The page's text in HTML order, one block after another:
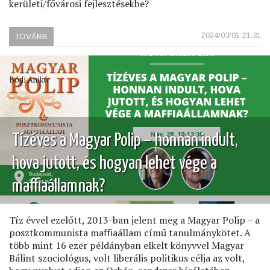
kerületi/fővárosi fejlesztésekbe?
2024/03/01 21:31
TOVÁBB
LEGYEN
A
VÁROSUNK?)
Tízéves a Magyar Polip – honnan indult,
hova jutott, és hogyan lehet vége a
maffiaállamnak?
Bódi Anikó
Tíz évvel ezelőtt, 2013-ban jelent meg a Magyar Polip – a
posztkommunista maﬃaállam című tanulmánykötet. A
több mint 16 ezer példányban elkelt könyvvel Magyar
Bálint szociológus, volt liberális politikus célja az volt,